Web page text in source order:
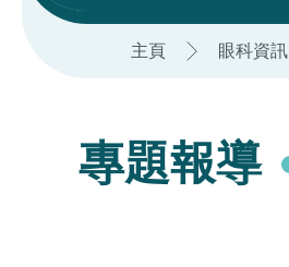
主頁 眼科資訊
專題報導